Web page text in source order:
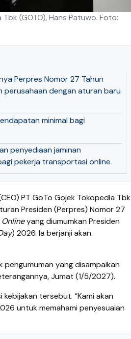
(GOTO), Hans Patuwo. Foto:
Perpres Nomor 27 Tahun
perusahaan dengan aturan baru
minimal bagi
penyediaan jaminan
pekerja transportasi online.
PT GoTo Gojek Tokopedia Tbk
Presiden (Perpres) Nomor 27
Onlineyang diumumkan Presiden
) 2026. Ia berjanji akan
yang disampaikan
Jumat (1/5/2027).
tersebut. “Kami akan
untuk memahami penyesuaian